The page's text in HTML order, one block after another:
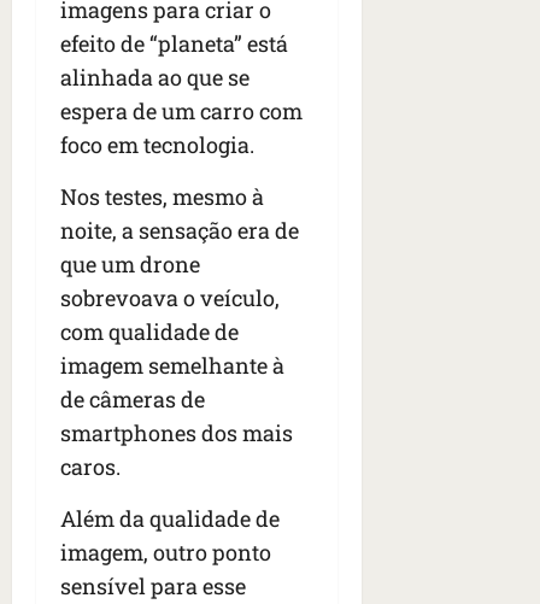
imagens para criar o
efeito de “planeta” está
alinhada ao que se
espera de um carro com
foco em tecnologia.
Nos testes, mesmo à
noite, a sensação era de
que um drone
sobrevoava o veículo,
com qualidade de
imagem semelhante à
de câmeras de
smartphones dos mais
caros.
Além da qualidade de
imagem, outro ponto
sensível para esse